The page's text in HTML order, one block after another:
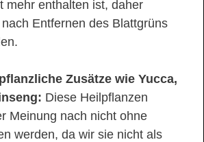
mehr enthalten ist, daher
Entfernen des Blattgrüns
Zusätze wie Yucca,
Diese Heilpflanzen
Meinung nach nicht ohne
werden, da wir sie nicht als